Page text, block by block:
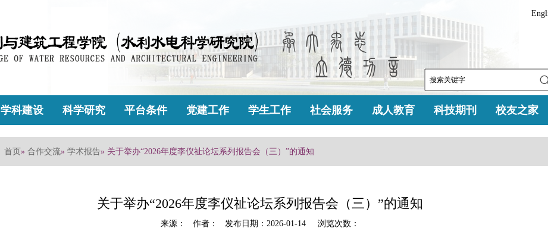
学科建设 科学研究 平台条件 党建工作 学生工作 社会服务 成人教育 科技期刊 校友之家
首页 » 合作交流» 学术报告» 关于举办“2026年度李仪祉论坛系列报告会（三）”的通知
关于举办“2026年度李仪祉论坛系列报告会（三）”的通知
来源： 作者： 发布日期：2026-01-14 浏览次数：